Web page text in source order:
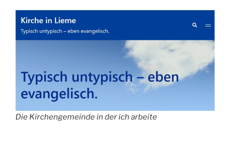
Die Kirchengemeinde in der ich arbeite